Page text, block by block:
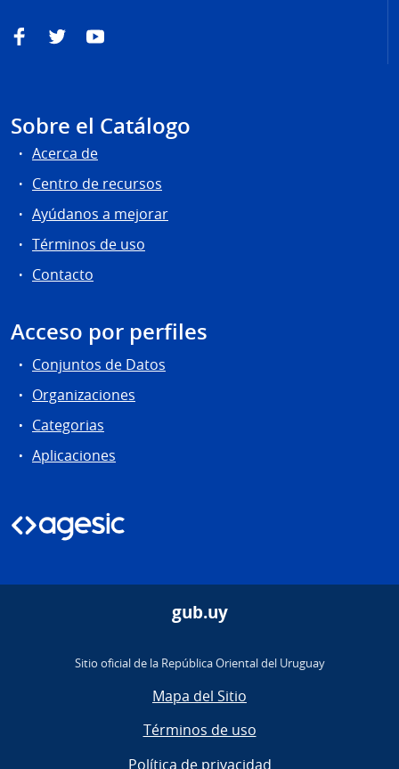
FacebookTwitterYouTube
Sobre el Catálogo
Acerca de
Centro de recursos
Ayúdanos a mejorar
Términos de uso
Contacto
Acceso por perfiles
Conjuntos de Datos
Organizaciones
Categorias
Aplicaciones
gub.uy
Sitio oficial de la República Oriental del Uruguay
Mapa del Sitio
Términos de uso
Política de privacidad